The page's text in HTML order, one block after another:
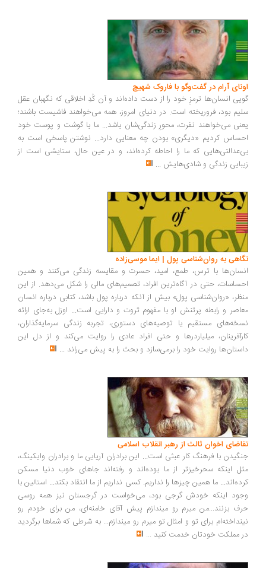
اونای آرام در گفت‌وگو با فاروک شهیچ‭
گویی انسان‌ها ترمزِ خود را از دست داده‌اند و آن کُدِ اخلاقی که نگهبان عقل
سلیم بود، فروریخته است. در دنیای امروز، همه می‌خواهند فاشیست باشند؛
یعنی می‌خواهند نفرت، محورِ زندگی‌شان باشد... ما با گوشت و پوست خود
احساس کردیم «دیگری» بودن چه معنایی دارد... نوشتن پاسخی است به
بی‌عدالتی‌هایی که ما را احاطه کرده‌اند، و در عین حال، ستایشی است از
زیبایی زندگی و شادی‌هایش ...
نگاهی به روان‌شناسی پول | ایما موسی‌زاده
انسان‌ها با ترس، طمع، امید، حسرت و مقایسه زندگی می‌کنند و همین
احساسات، حتی در آگاه‌ترین افراد، تصمیم‌های مالی را شکل می‌دهد. از این
منظر، «روان‌شناسی پول» بیش از آنکه درباره پول باشد، کتابی درباره انسان
معاصر و رابطه پرتنش او با مفهوم ثروت و دارایی است... اوزل به‌جای ارائه
نسخه‌های مستقیم یا توصیه‌های دستوری، تجربه زندگی سرمایه‌گذاران،
کارآفرینان، میلیاردرها و حتی افراد عادی را روایت می‌کند و از دل این
داستان‌ها روایت خود را برمی‌سازد و بحث را به پیش می‌راند ...
تقاضای اخوان ثالث از رهبر انقلاب اسلامی
جنگیدن با فرهنگ کار عبثی است... این برادران آریایی ما و برادران وایکینگ،
مثل اینکه سحرخیزتر از ما بوده‌اند و رفته‌اند جاهای خوب دنیا مسکن
کرده‌اند... ما همین چیزها را نداریم. کسی نداریم از ما انتقاد بکند... استالین با
وجود اینکه خودش گرجی بود، می‌خواست در گرجستان نیز همه روسی
حرف بزنند...من میرم رو میندازم پیش آقای خامنه‌ای، من برای خودم رو
نینداخته‌ام برای تو و امثال تو میرم رو میندازم... به شرطی که شماها برگردید
در مملکت خودتان خدمت کنید ...